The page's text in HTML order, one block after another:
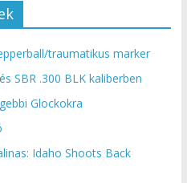
traumatikus marker
SBR .300 BLK kaliberben
Glockokra
Idaho Shoots Back